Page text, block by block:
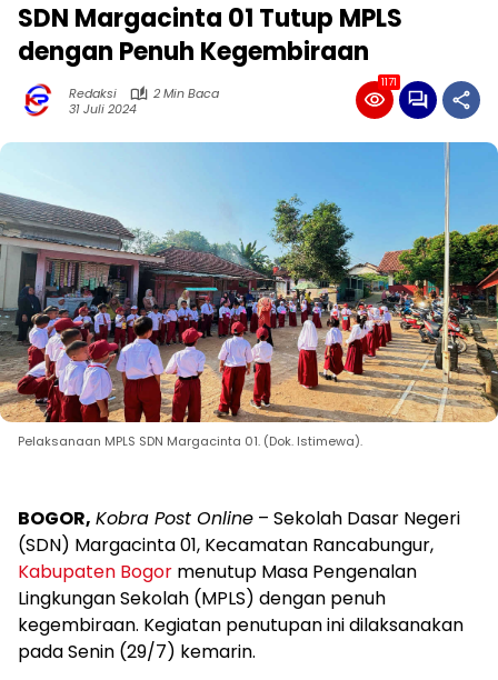
SDN Margacinta 01 Tutup MPLS
dengan Penuh Kegembiraan
Redaksi
2 Min Baca
31 Juli 2024
1171
Pelaksanaan MPLS SDN Margacinta 01. (Dok. Istimewa).
BOGOR, Kobra Post Online – Sekolah Dasar Negeri
(SDN) Margacinta 01, Kecamatan Rancabungur,
Kabupaten Bogor menutup Masa Pengenalan
Lingkungan Sekolah (MPLS) dengan penuh
kegembiraan. Kegiatan penutupan ini dilaksanakan
pada Senin (29/7) kemarin.